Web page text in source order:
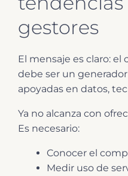
gestores
El mensaje es claro:
debe ser un
apoyadas en datos,
Ya no alcanza con
Es necesario:
Conocer el
Medir uso de